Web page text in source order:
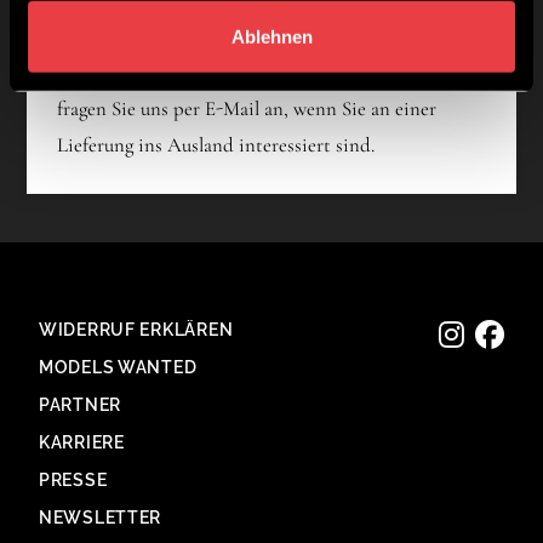
Ablehnen
2) Versand ins Ausland
Wir versenden derzeit nicht ins Ausland. Bitte
fragen Sie uns per E-Mail an, wenn Sie an einer
Lieferung ins Ausland interessiert sind.
WIDERRUF ERKLÄREN
MODELS WANTED
PARTNER
KARRIERE
PRESSE
NEWSLETTER